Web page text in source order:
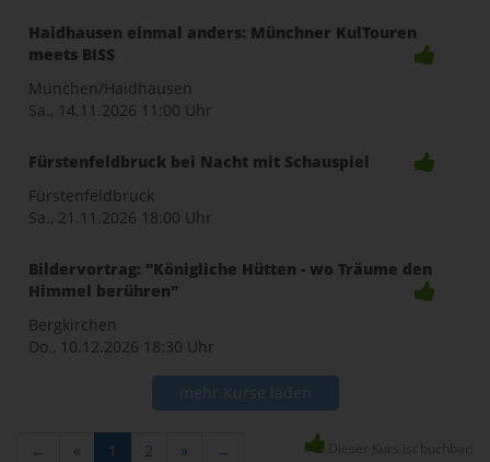
Haidhausen einmal anders: Münchner KulTouren
meets BISS
München/Haidhausen
Sa., 14.11.2026 11:00 Uhr
Fürstenfeldbruck bei Nacht mit Schauspiel
Fürstenfeldbruck
Sa., 21.11.2026 18:00 Uhr
Bildervortrag: "Königliche Hütten - wo Träume den
Himmel berühren"
Bergkirchen
Do., 10.12.2026 18:30 Uhr
mehr Kurse laden
← « 1 2 » →